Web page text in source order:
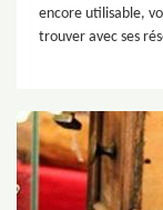
encore utilisable,
trouver avec ses